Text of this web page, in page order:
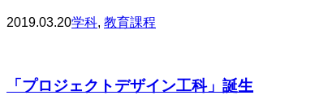
2019.03.20学科, 教育課程
「プロジェクトデザイン工科」誕生